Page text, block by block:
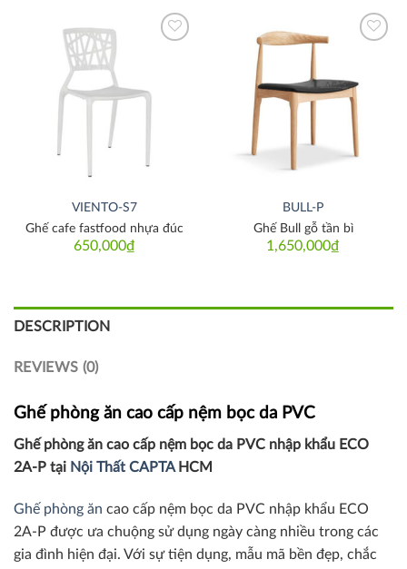
VIENTO-S7
650,000₫
Ghế cafe fastfood nhựa đúc
BULL-P
1,650,000₫
Ghế Bull gỗ tần bì
DESCRIPTION
REVIEWS (0)
Ghế phòng ăn cao cấp nệm bọc da PVC
Ghế phòng ăn cao cấp nệm bọc da PVC nhập khẩu ECO
2A-P tại Nội Thất CAPTAHCM
Ghế phòng ăn cao cấp nệm bọc da PVC nhập khẩu ECO
2A-P được ưa chuộng sử dụng ngày càng nhiều trong các
gia đình hiện đại. Với sự tiện dụng, mẫu mã bền đẹp, chắc